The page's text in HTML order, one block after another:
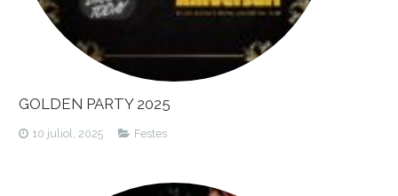
GOLDEN PARTY 2025
10 juliol, 2025 Festes